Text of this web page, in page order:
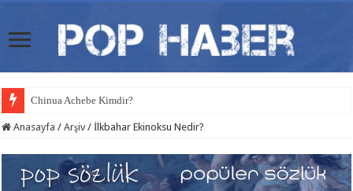
Chinua Achebe Kimdir?
Anasayfa / Arşiv / İlkbahar Ekinoksu Nedir?